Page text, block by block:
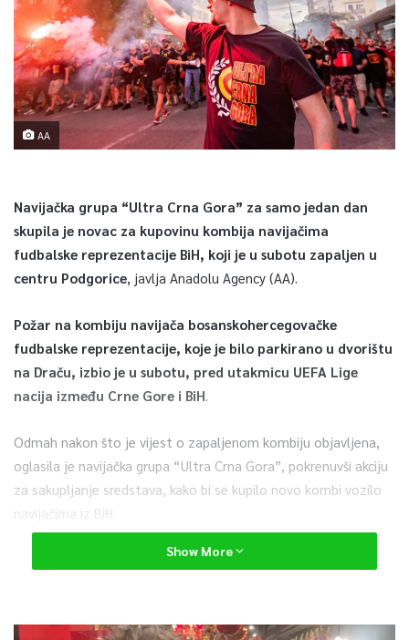
AA
Navijačka grupa “Ultra Crna Gora” za samo jedan dan
skupila je novac za kupovinu kombija navijačima
fudbalske reprezentacije BiH, koji je u subotu zapaljen u
centru Podgorice , javlja Anadolu Agency (AA).
Požar na kombiju navijača bosanskohercegovačke
fudbalske reprezentacije, koje je bilo parkirano u dvorištu
na Draču, izbio je u subotu, pred utakmicu UEFA Lige
nacija između Crne Gore i BiH
Odmah nakon što je vijest o zapaljenom kombiju objavljena,
oglasila je navijačka grupa “Ultra Crna Gora”, pokrenuvši akciju
za sakupljanje sredstava, kako bi se kupilo novo kombi vozilo
navijačima iz BiH.
“Trebalo nam je tačno jedan dan da pokažemo kakav je legat
ne iznenađuje, znajući kakvi su naši iseljenici i kakvo srce
Show More